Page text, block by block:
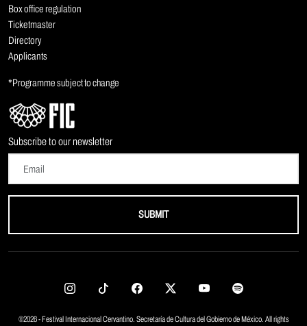
Box office regulation
Ticketmaster
Directory
Applicants
*Programme subject to change
Subscribe to our newsletter
SUBMIT
©2026 - Festival Internacional Cervantino. Secretaría de Cultura del Gobierno de México. All rights